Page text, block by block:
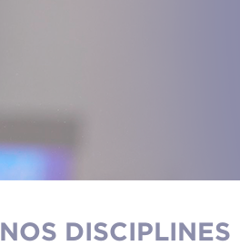
NOS DISCIPLINES